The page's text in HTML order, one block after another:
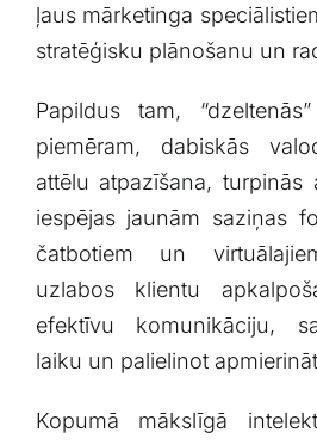
ļaus mārketinga
stratēģisku ​plānošanu un
Papildus tam,
⁤piemēram, ‍dabiskās
attēlu atpazīšana, turpinās
iespējas jaunām saziņas⁤
čatbotiem un
uzlabos klientu
efektīvu komunikāciju,
‍laiku‌ un palielinot
Kopumā‍ mākslīgā